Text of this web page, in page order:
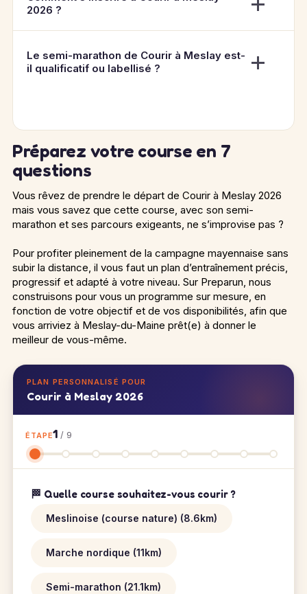
2026 ?
Le semi-marathon de Courir à Meslay est-
il qualificatif ou labellisé ?
Préparez votre course en 7
questions
Vous rêvez de prendre le départ de Courir à Meslay 2026
mais vous savez que cette course, avec son semi-
marathon et ses parcours exigeants, ne s’improvise pas ?
Pour profiter pleinement de la campagne mayennaise sans
subir la distance, il vous faut un plan d’entraînement précis,
progressif et adapté à votre niveau. Sur Preparun, nous
construisons pour vous un programme sur mesure, en
fonction de votre objectif et de vos disponibilités, afin que
vous arriviez à Meslay-du-Maine prêt(e) à donner le
meilleur de vous-même.
PLAN PERSONNALISÉ POUR
Courir à Meslay 2026
ÉTAPE1 / 9
🏁 Quelle course souhaitez-vous courir ?
Meslinoise (course nature) (8.6km)
Marche nordique (11km)
Semi-marathon (21.1km)